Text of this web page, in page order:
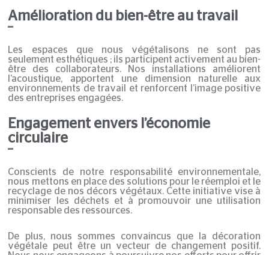
Amélioration du bien-être au travail
Les espaces que nous végétalisons ne sont pas
seulement esthétiques ; ils participent activement au bien-
être des collaborateurs. Nos installations améliorent
l’acoustique, apportent une dimension naturelle aux
environnements de travail et renforcent l’image positive
des entreprises engagées.​
Engagement envers l’économie
circulaire
Conscients de notre responsabilité environnementale,
nous mettons en place des solutions pour le réemploi et le
recyclage de nos décors végétaux. Cette initiative vise à
minimiser les déchets et à promouvoir une utilisation
responsable des ressources.​
De plus, nous sommes convaincus que la décoration
végétale peut être un vecteur de changement positif.